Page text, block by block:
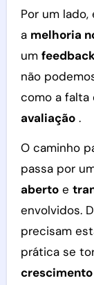
Por um
a melhoria
um
não
como a falta
avaliação.
O caminho
passa por
abertoe
envolvidos.
precisam
prática se
crescimento